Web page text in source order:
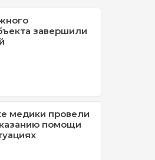
завершили
медики провели
помощи